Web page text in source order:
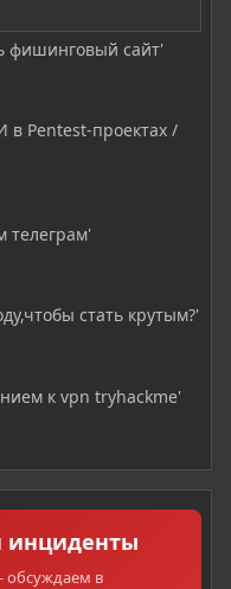
фишинговый сайт'
в Pentest-проектах /
телеграм'
стать крутым?'
к vpn tryhackme'
инциденты
обсуждаем в